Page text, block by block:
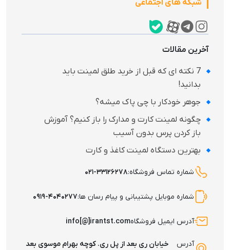
شبکه های اجتماعی
آخرین مقالات
7 نکته‌ ای که قبل از خرید طلق لمینت باید
بدانید!
جوهر خودکار با چی پاک میشه؟
چگونه لمینت کارت و مدارک را باز کنیم؟ آموزش
باز کردن پرس بدون آسیب
بهترین دستگاه لمینت کاغذ و کارت
شماره تماس فروشگاه:۰۲۱-۳۳۱۲۶۲۷۸
شماره موبایل پشتیبانی و پیام رسان ها:۰۹۱۹-۴۰۴۰۲۷۷
آدرس ایمیل فروشگاهinfo[@]irantst.com
آدرس خیابان ری بعد از پل ری. کوچه بهرام موسوی بعد